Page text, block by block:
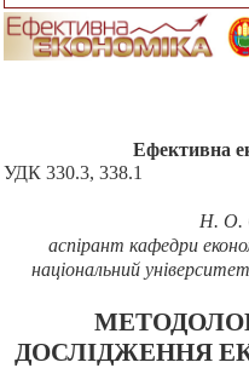
Ефективна
УДК 330.3, 338.1
Н. О.
аспірант кафедри
національний
ДОСЛІДЖЕННЯ